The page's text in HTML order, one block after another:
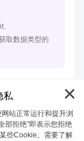
取数据类型的
私
站正常运行和提升浏
部拒绝”即表示您拒绝
些Cookie。需要了解